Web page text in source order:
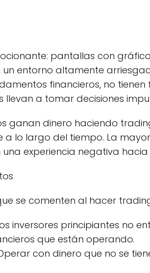
pantallas con
entorno altamente
financieros, no tienen
a tomar decisiones
ganan dinero haciendo
lo largo del tiempo. La
experiencia negativa
se comenten al hacer
inversores principiantes no
que están operando.
con dinero que no se